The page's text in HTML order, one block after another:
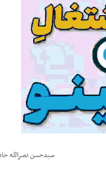
سیدحسن نصرالله